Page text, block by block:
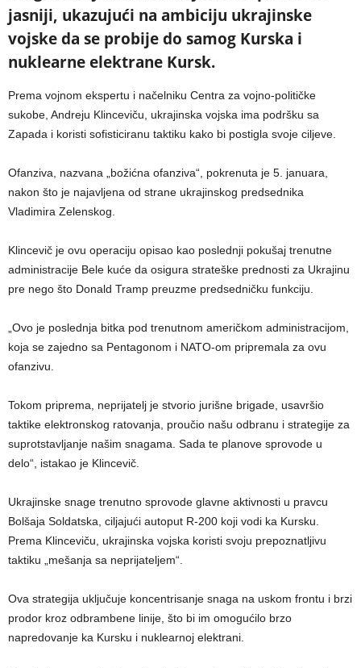
jasniji, ukazujući na ambiciju ukrajinske
vojske da se probije do samog Kurska i
nuklearne elektrane Kursk.
Prema vojnom ekspertu i načelniku Centra za vojno-političke
sukobe, Andreju Klinceviču, ukrajinska vojska ima podršku sa
Zapada i koristi sofisticiranu taktiku kako bi postigla svoje ciljeve.
Ofanziva, nazvana „božićna ofanziva“, pokrenuta je 5. januara,
nakon što je najavljena od strane ukrajinskog predsednika
Vladimira Zelenskog.
Klincevič je ovu operaciju opisao kao poslednji pokušaj trenutne
administracije Bele kuće da osigura strateške prednosti za Ukrajinu
pre nego što Donald Tramp preuzme predsedničku funkciju.
„Ovo je poslednja bitka pod trenutnom američkom administracijom,
koja se zajedno sa Pentagonom i NATO-om pripremala za ovu
ofanzivu.
Tokom priprema, neprijatelj je stvorio jurišne brigade, usavršio
taktike elektronskog ratovanja, proučio našu odbranu i strategije za
suprotstavljanje našim snagama. Sada te planove sprovode u
delo“, istakao je Klincevič.
Ukrajinske snage trenutno sprovode glavne aktivnosti u pravcu
Bolšaja Soldatska, ciljajući autoput R-200 koji vodi ka Kursku.
Prema Klinceviču, ukrajinska vojska koristi svoju prepoznatljivu
taktiku „mešanja sa neprijateljem“.
Ova strategija uključuje koncentrisanje snaga na uskom frontu i brzi
prodor kroz odbrambene linije, što bi im omogućilo brzo
napredovanje ka Kursku i nuklearnoj elektrani.